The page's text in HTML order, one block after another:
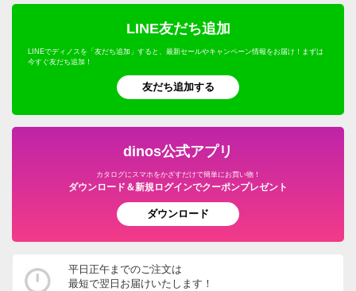
LINE友だち追加
LINEでディノスを「友だち追加」すると、最新セールやキャンペーン情報をお届け！まずは
今すぐ友だち追加！
友だち追加する
dinos公式アプリ
カタログにスマホをかざすだけで簡単にお買い物！
ダウンロード＆新規ログインでクーポンプレゼント
ダウンロード
平日正午までのご注文は
最短で翌日お届けいたします！